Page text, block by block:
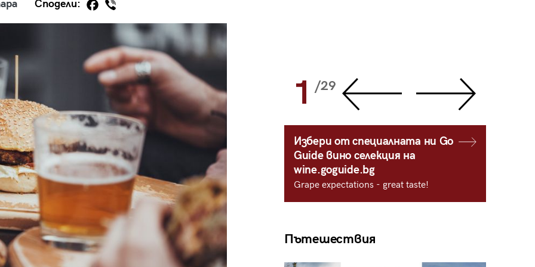
Сподели:
29/29 1 /29
Избери от специалната ни Go
Guide вино селекция на
wine.goguide.bg
Grape expectations - great taste!
Пътешествия